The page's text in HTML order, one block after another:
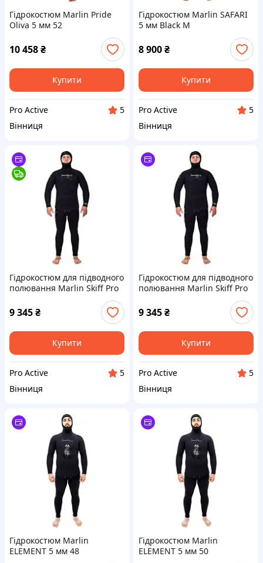
Гідрокостюм Marlin Pride
Oliva 5 мм 52
10 458₴
Купити
Pro Active
5
Вінниця
Гідрокостюм Marlin SAFARI
5 мм Black M
8 900₴
Купити
Pro Active
5
Вінниця
Гідрокостюм для підводного
полювання Marlin Skiff Pro
9 345₴
Купити
Pro Active
5
Вінниця
Гідрокостюм для підводного
полювання Marlin Skiff Pro
9 345₴
Купити
Pro Active
5
Вінниця
Гідрокостюм Marlin
ELEMENT 5 мм 48
Гідрокостюм Marlin
ELEMENT 5 мм 50